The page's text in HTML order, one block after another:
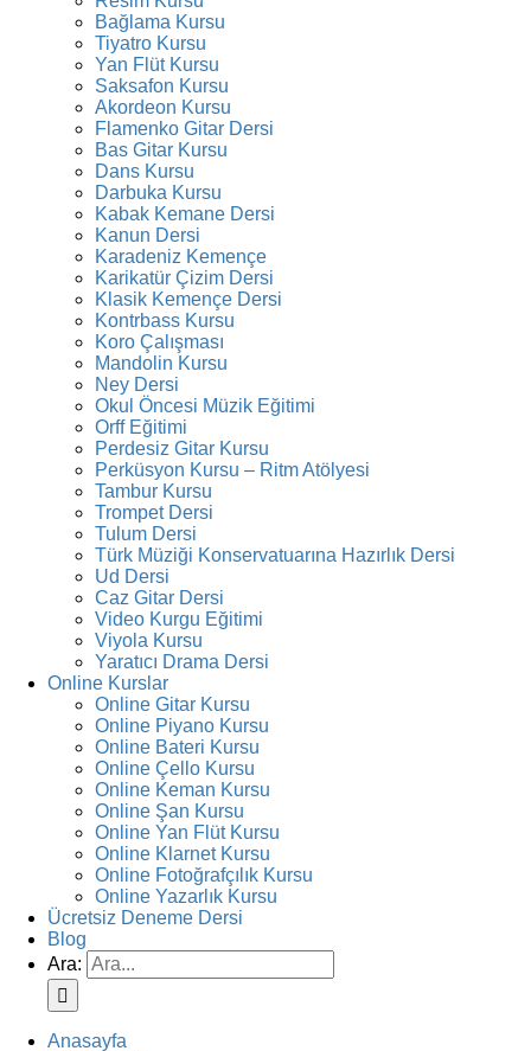
Bağlama Kursu
Tiyatro Kursu
Yan Flüt Kursu
Saksafon Kursu
Akordeon Kursu
Flamenko Gitar Dersi
Bas Gitar Kursu
Dans Kursu
Darbuka Kursu
Kabak Kemane Dersi
Kanun Dersi
Karadeniz Kemençe
Karikatür Çizim Dersi
Klasik Kemençe Dersi
Kontrbass Kursu
Koro Çalışması
Mandolin Kursu
Ney Dersi
Okul Öncesi Müzik Eğitimi
Orff Eğitimi
Perdesiz Gitar Kursu
Perküsyon Kursu – Ritm Atölyesi
Tambur Kursu
Trompet Dersi
Tulum Dersi
Türk Müziği Konservatuarına Hazırlık Dersi
Ud Dersi
Caz Gitar Dersi
Video Kurgu Eğitimi
Viyola Kursu
Yaratıcı Drama Dersi
Online Kurslar
Online Gitar Kursu
Online Piyano Kursu
Online Bateri Kursu
Online Çello Kursu
Online Keman Kursu
Online Şan Kursu
Online Yan Flüt Kursu
Online Klarnet Kursu
Online Fotoğrafçılık Kursu
Online Yazarlık Kursu
Ücretsiz Deneme Dersi
Blog
Ara:
Anasayfa